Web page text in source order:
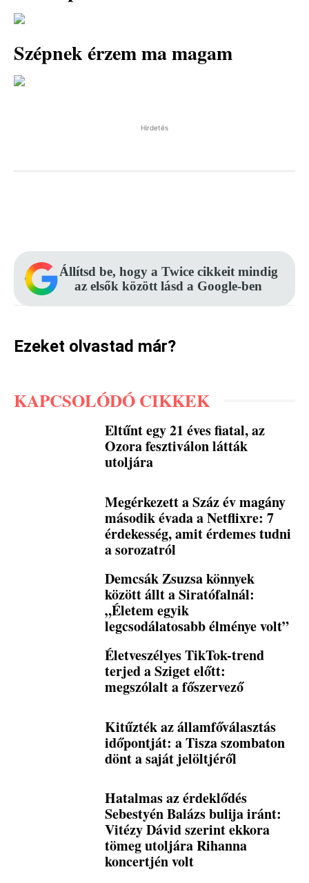
Szépnek érzem ma magam
Hirdetés
Állítsd be, hogy a Twice cikkeit mindig
az elsők között lásd a Google-ben
Ezeket olvastad már?
KAPCSOLÓDÓ CIKKEK
Eltűnt egy 21 éves fiatal, az
Ozora fesztiválon látták
utoljára
Megérkezett a Száz év magány
második évada a Netflixre: 7
érdekesség, amit érdemes tudni
a sorozatról
Demcsák Zsuzsa könnyek
között állt a Siratófalnál:
„Életem egyik
legcsodálatosabb élménye volt”
Életveszélyes TikTok-trend
terjed a Sziget előtt:
megszólalt a főszervező
Kitűzték az államfőválasztás
időpontját: a Tisza szombaton
dönt a saját jelöltjéről
Hatalmas az érdeklődés
Sebestyén Balázs bulija iránt:
Vitézy Dávid szerint ekkora
tömeg utoljára Rihanna
koncertjén volt